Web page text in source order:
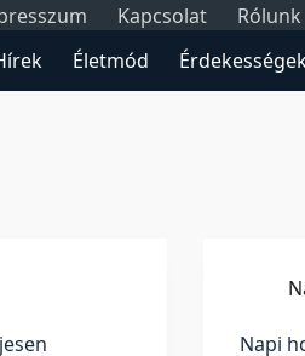
Kapcsolat
Rólunk
Életmód
Napi